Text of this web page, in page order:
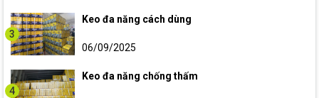
3
Keo đa năng cách dùng
06/09/2025
4
Keo đa năng chống thấm